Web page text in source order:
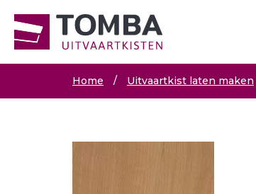
Home / Uitvaartkist laten maken